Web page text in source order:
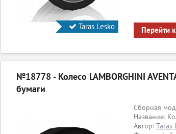
Taras Lesko Перейти
№18778 - Колесо LAMBORGHINI
бумаги
Сборная
Название:
Автор: Taras